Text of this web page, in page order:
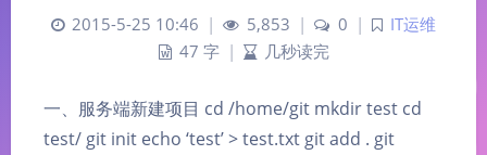
2015-5-25 10:46 | 5,853 | 0 |
IT运维
47 字 | 几秒读完
一、服务端新建项目 cd /home/git mkdir test cd
test/ git init echo ‘test’ > test.txt git add . git